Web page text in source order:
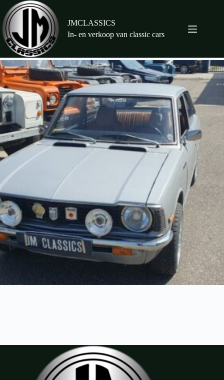
naar
de
inhoud
JMCLASSICS
In- en verkoop van classic cars